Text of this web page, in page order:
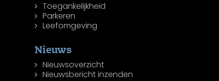
Toegankelijkheid
Parkeren
Leefomgeving
Nieuws
Nieuwsoverzicht
Nieuwsbericht inzenden